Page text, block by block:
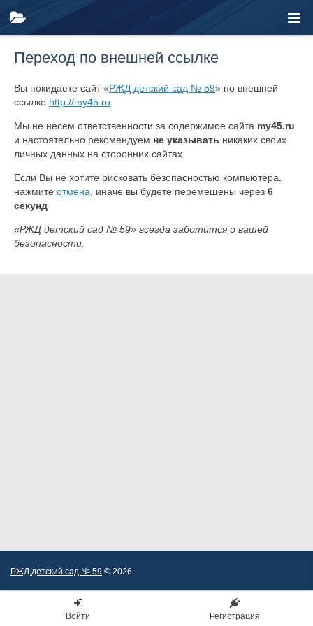
Переход по внешней ссылке
Вы покидаете сайт «РЖД детский сад № 59» по внешней
ссылке http://my45.ru
Мы не несем ответственности за содержимое сайта my45.ru
и настоятельно рекомендуем не указывать никаких своих
личных данных на сторонних сайтах.
Если Вы не хотите рисковать безопасностью компьютера,
нажмите отмена , иначе вы будете перемещены через 6
секунд
«РЖД детский сад № 59» всегда заботится о вашей
безопасности.
РЖД детский сад № 59 © 2026
Войти Регистрация